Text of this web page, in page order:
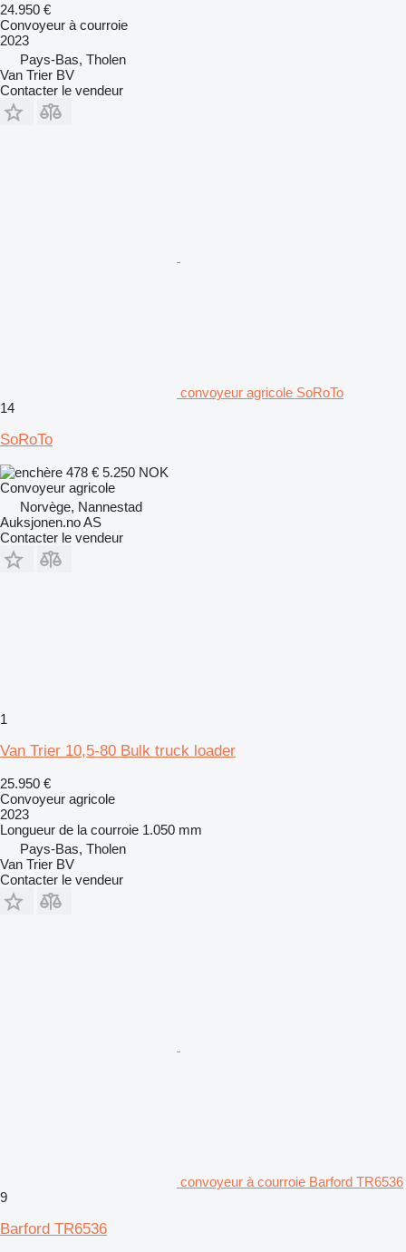
24.950 €
Convoyeur à courroie
2023
Pays-Bas, Tholen
Van Trier BV
Contacter le vendeur
convoyeur agricole SoRoTo
14
SoRoTo
478 € 5.250 NOK
Convoyeur agricole
Norvège, Nannestad
Auksjonen.no AS
Contacter le vendeur
1
Van Trier 10,5-80 Bulk truck loader
25.950 €
Convoyeur agricole
2023
Longueur de la courroie 1.050 mm
Pays-Bas, Tholen
Van Trier BV
Contacter le vendeur
convoyeur à courroie Barford TR6536
9
Barford TR6536